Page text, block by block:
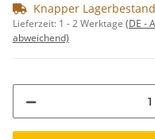
Knapper Lagerbestand
Lieferzeit: 1 - 2 Werktage (DE -
abweichend)